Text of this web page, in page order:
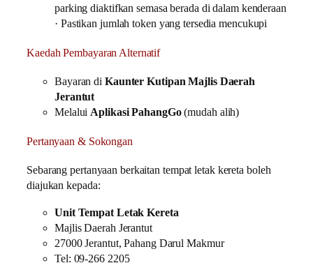
parking diaktifkan semasa berada di dalam kenderaan
· Pastikan jumlah token yang tersedia mencukupi
Kaedah Pembayaran Alternatif
Bayaran di Kaunter Kutipan Majlis Daerah
Jerantut
MelaluiAplikasi PahangGo(mudah alih)
Pertanyaan & Sokongan
Sebarang pertanyaan berkaitan tempat letak kereta boleh
diajukan kepada:
Unit Tempat Letak Kereta
Majlis Daerah Jerantut
27000 Jerantut, Pahang Darul Makmur
Tel: 09-266 2205